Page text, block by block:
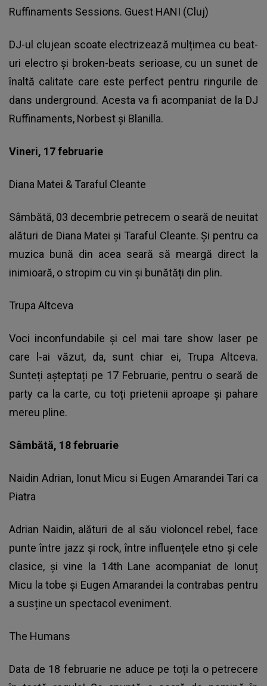
Ruffinaments Sessions. Guest HANI (Cluj)
DJ-ul clujean scoate electrizează mulțimea cu beat-
uri electro și broken-beats serioase, cu un sunet de
înaltă calitate care este perfect pentru ringurile de
dans underground. Acesta va fi acompaniat de la DJ
Ruffinaments, Norbest și Blanilla.
Vineri, 17 februarie
Diana Matei & Taraful Cleante
Sâmbătă, 03 decembrie petrecem o seară de neuitat
alături de Diana Matei și Taraful Cleante. Și pentru ca
muzica bună din acea seară să meargă direct la
inimioară, o stropim cu vin și bunătăți din plin.
Trupa Altceva
Voci inconfundabile și cel mai tare show laser pe
care l-ai văzut, da, sunt chiar ei, Trupa Altceva.
Sunteți așteptați pe 17 Februarie, pentru o seară de
party ca la carte, cu toți prietenii aproape și pahare
mereu pline.
Sâmbătă, 18 februarie
Naidin Adrian, Ionut Micu si Eugen Amarandei Tari ca
Piatra
Adrian Naidin, alături de al său violoncel rebel, face
punte între jazz și rock, între influențele etno și cele
clasice, și vine la 14th Lane acompaniat de Ionuț
Micu la tobe și Eugen Amarandei la contrabas pentru
a susține un spectacol eveniment.
The Humans
Data de 18 februarie ne aduce pe toți la o petrecere